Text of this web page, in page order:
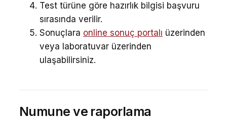
Test türüne göre hazırlık bilgisi başvuru
sırasında verilir.
Sonuçlara online sonuç portalı üzerinden
veya laboratuvar üzerinden
ulaşabilirsiniz.
Numune ve raporlama